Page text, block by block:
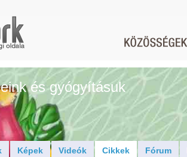
és gyógyításuk
Képek Videók Cikkek Fórum